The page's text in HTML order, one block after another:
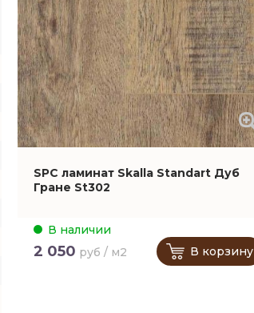
SPC ламинат Skalla Standart Дуб
Гране St302
В наличии
2 050 руб / м2 В корзину